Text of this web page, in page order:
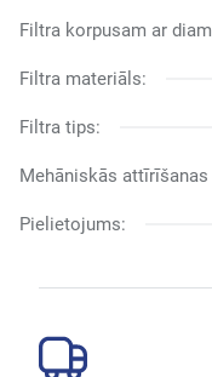
Filtra korpusam ar
Filtra materiāls:
Filtra tips:
Mehāniskās attīrīšanas
Pielietojums: